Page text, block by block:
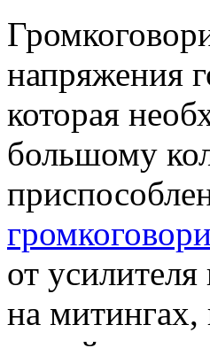
напряжения
которая
большому
от
на